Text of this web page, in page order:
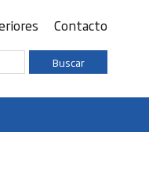
Contacto
Buscar